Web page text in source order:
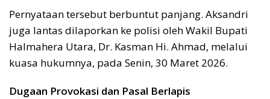
Pernyataan tersebut berbuntut panjang. Aksandri
juga lantas dilaporkan ke polisi oleh Wakil Bupati
Halmahera Utara, Dr. Kasman Hi. Ahmad, melalui
kuasa hukumnya, pada Senin, 30 Maret 2026.
Dugaan Provokasi dan Pasal Berlapis